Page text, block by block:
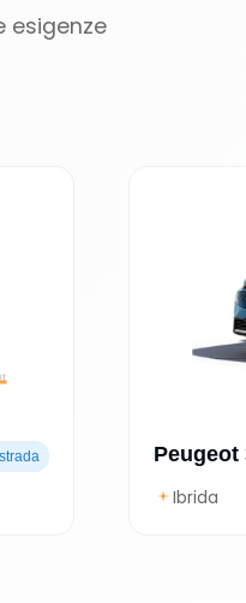
esigenze
Peugeot
Ibrida